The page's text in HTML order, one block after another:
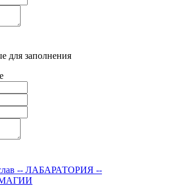
для заполнения
-- ЛАБАРАТОРИЯ --